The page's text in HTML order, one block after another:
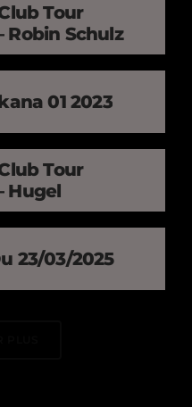
Tour
Robin Schulz
01 2023
Tour
Hugel
23/03/2025